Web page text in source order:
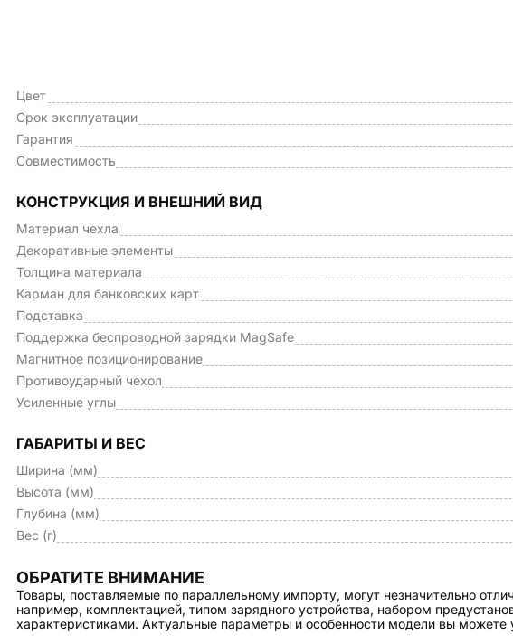
Цвет
Срок эксплуатации
Гарантия
Совместимость
КОНСТРУКЦИЯ И ВНЕШНИЙ ВИД
Материал чехла
Декоративные элементы
Толщина материала
Карман для банковских карт
Подставка
Поддержка беспроводной зарядки MagSafe
Магнитное позиционирование
Противоударный чехол
Усиленные углы
ГАБАРИТЫ И ВЕС
Ширина (мм)
Высота (мм)
Глубина (мм)
Вес (г)
ОБРАТИТЕ ВНИМАНИЕ
Товары, поставляемые по параллельному импорту, могут незначительно
например, комплектацией, типом зарядного устройства, набором
характеристиками. Актуальные параметры и особенности модели вы